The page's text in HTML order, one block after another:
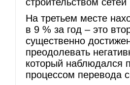
На третьем месте
в 9 % за год – это
существенно
преодолевать
который наблюдался
процессом перевода